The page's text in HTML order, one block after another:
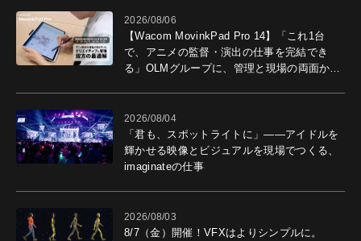
2026/08/06
【Wacom MovinkPad Pro 14】「これ1台
で、アニメの監督・演出の仕事を完結でき
る」OLMグループに、管理と現場の両面から
2026/08/04
「君も、スポットライトに」――アイドルを
輝かせる映像とビジュアルを現場でつくる、
imaginateの仕事
2026/08/03
8/7（金）開催！VFXはよりシンプルに。